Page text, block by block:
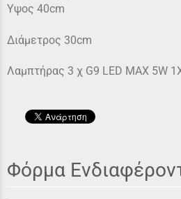
Υψος 40cm
Διάμετρος 30cm
Λαμπτήρας 3 χ G9 LED MAX 5W
Φόρμα